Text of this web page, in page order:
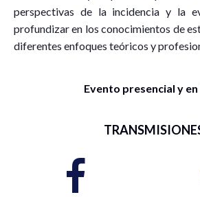
perspectivas de la incidencia y la
profundizar en los conocimientos de
diferentes enfoques teóricos y
Evento presencial y en